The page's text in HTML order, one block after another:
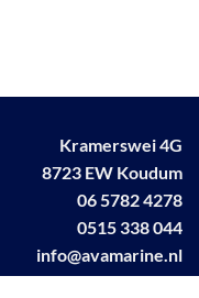
Kramerswei 4G
8723 EW Koudum
06 5782 4278
0515 338 044
info@avamarine.nl